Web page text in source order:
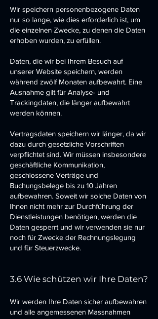
Wir speichern personenbezogene Daten
nur so lange, wie dies erforderlich ist, um
die einzelnen Zwecke, zu denen die Daten
erhoben wurden, zu erfüllen.
Daten, die wir bei Ihrem Besuch auf
unserer Website speichern, werden
während zwölf Monaten aufbewahrt. Eine
Ausnahme gilt für Analyse- und
Trackingdaten, die länger aufbewahrt
werden können.
Vertragsdaten speichern wir länger, da wir
dazu durch gesetzliche Vorschriften
verpflichtet sind. Wir müssen insbesondere
geschäftliche Kommunikation,
geschlossene Verträge und
Buchungsbelege bis zu 10 Jahren
aufbewahren. Soweit wir solche Daten von
Ihnen nicht mehr zur Durchführung der
Dienstleistungen benötigen, werden die
Daten gesperrt und wir verwenden sie nur
noch für Zwecke der Rechnungslegung
und für Steuerzwecke.
3.6 Wie schützen wir Ihre Daten?
Wir werden Ihre Daten sicher aufbewahren
und alle angemessenen Massnahmen